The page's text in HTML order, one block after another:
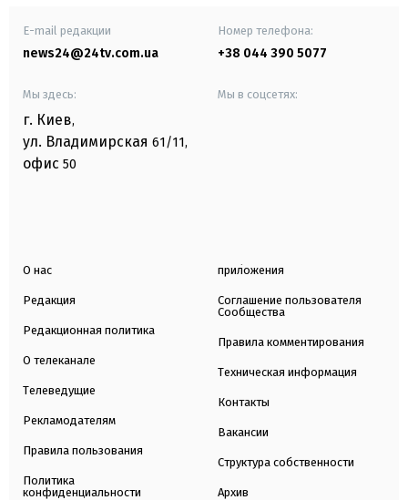
E-mail редакции
news24@24tv.com.ua
Номер телефона:
+38 044 390 5077
Мы здесь:
г. Киев,
ул. Владимирская 61/11,
офис 50
Мы в соцсетях:
О нас
Редакция
Редакционная политика
О телеканале
Телеведущие
Рекламодателям
Правила пользования
Политика
конфиденциальности
приложения
Соглашение пользователя
Сообщества
Правила комментирования
Техническая информация
Контакты
Вакансии
Структура собственности
Архив